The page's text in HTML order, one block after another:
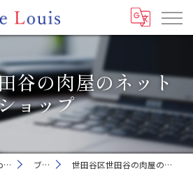
谷の肉屋のネット
ョップ
世田谷の肉屋ならLa Boucherie Louis ブログ 世田谷区世田谷の肉屋のネットショップ